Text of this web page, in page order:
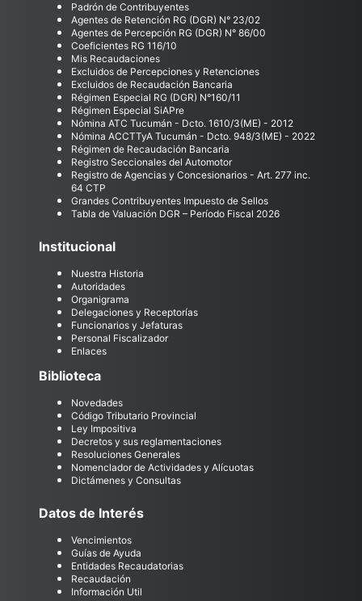
Padrón de Contribuyentes
Agentes de Retención RG (DGR) N° 23/02
Agentes de Percepción RG (DGR) N° 86/00
Coeficientes RG 116/10
Mis Recaudaciones
Excluidos de Percepciones y Retenciones
Excluidos de Recaudación Bancaria
Régimen Especial RG (DGR) N°160/11
Régimen Especial SiAPre
Nómina ATC Tucumán - Dcto. 1610/3(ME) - 2012
Nómina ACCTTyA Tucumán - Dcto. 948/3(ME) - 2022
Régimen de Recaudación Bancaria
Registro Seccionales del Automotor
Registro de Agencias y Concesionarios - Art. 277 inc.
64 CTP
Grandes Contribuyentes Impuesto de Sellos
Tabla de Valuación DGR – Período Fiscal 2026
Institucional
Nuestra Historia
Autoridades
Organigrama
Delegaciones y Receptorías
Funcionarios y Jefaturas
Personal Fiscalizador
Enlaces
Biblioteca
Novedades
Código Tributario Provincial
Ley Impositiva
Decretos y sus reglamentaciones
Resoluciones Generales
Nomenclador de Actividades y Alícuotas
Dictámenes y Consultas
Datos de Interés
Vencimientos
Guías de Ayuda
Entidades Recaudatorias
Recaudación
Información Util